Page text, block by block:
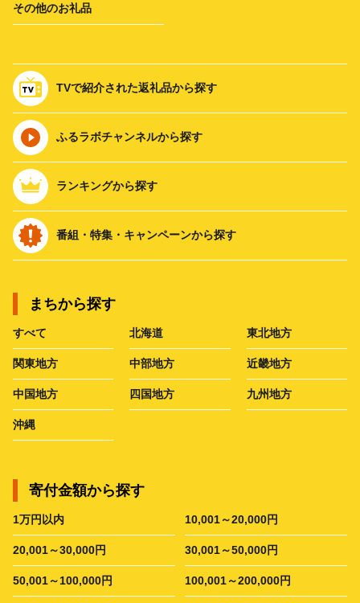
その他のお礼品
TVで紹介された返礼品から探す
ふるラボチャンネルから探す
ランキングから探す
番組・特集・キャンペーンから探す
まちから探す
すべて 北海道 東北地方
関東地方 中部地方 近畿地方
中国地方 四国地方 九州地方
沖縄
寄付金額から探す
1万円以内 10,001～20,000円
20,001～30,000円 30,001～50,000円
50,001～100,000円 100,001～200,000円